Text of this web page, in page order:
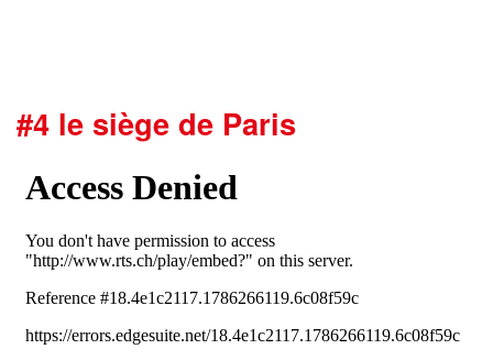
#4 le siège de Paris